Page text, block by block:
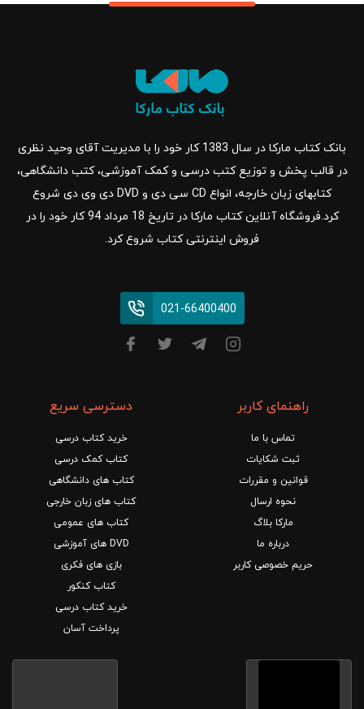
بانک کتاب مارکا در سال 1383 کار خود را با مدیریت آقای وحید نظری
در قالب پخش و توزیع کتب درسی و کمک آموزشی، کتب دانشگاهی،
کتابهای زبان خارجه، انواع CD سی دی و DVD دی وی دی شروع
کرد.فروشگاه آنلاین کتاب مارکا در تاریخ 18 مرداد 94 کار خود را در
فروش اینترنتی کتاب شروع کرد.
021-66400400
راهنمای کاربر
تماس با ما
ثبت شکایات
قوانین و مقررات
نحوه ارسال
مارکا بلاگ
درباره ما
حریم خصوصی کاربر
دسترسی سریع
خرید کتاب درسی
کتاب کمک درسی
کتاب های دانشگاهی
کتاب های زبان خارجی
کتاب های عمومی
DVD های آموزشی
بازی های فکری
کتاب کنکور
خرید کتاب درسی
پرداخت آسان